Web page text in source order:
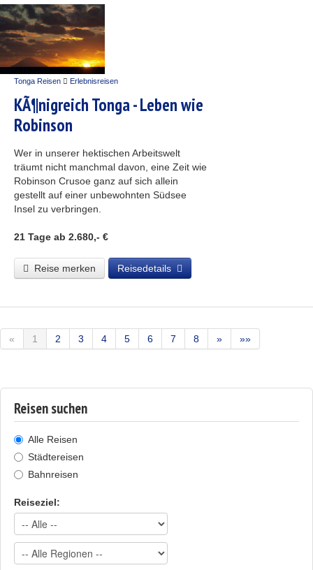
Tonga Reisen Erlebnisreisen
KÃ¶nigreich Tonga - Leben wie
Robinson
Wer in unserer hektischen Arbeitswelt
träumt nicht manchmal davon, eine Zeit wie
Robinson Crusoe ganz auf sich allein
gestellt auf einer unbewohnten Südsee
Insel zu verbringen.
21 Tage ab 2.680,- €
Reise merken Reisedetails
« 1 2 3 4 5 6 7 8 » »»
Reisen suchen
Alle Reisen
Städtereisen
Bahnreisen
Reiseziel: